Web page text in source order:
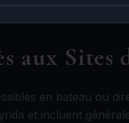
aux Sites
en bateau ou
et incluent